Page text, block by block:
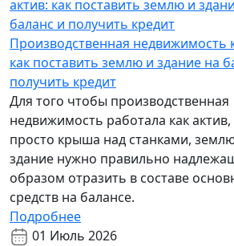
Производственная недвижимость
как поставить землю и здание на
получить кредит
Для того чтобы производственная
недвижимость работала как актив,
просто крыша над станками,
здание нужно правильно
образом отразить в составе
средств на балансе.
Подробнее
01 Июль 2026